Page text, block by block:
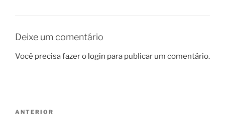
Deixe um comentário
Você precisa fazer o login para publicar um comentário.
Post
ANTERIOR